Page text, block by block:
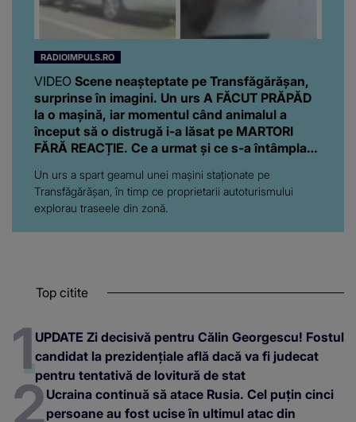
RADIOIMPULS.RO
VIDEO Scene neașteptate pe Transfăgărășan,
surprinse în imagini. Un urs A FĂCUT PRĂPĂD
la o mașină, iar momentul când animalul a
început să o distrugă i-a lăsat pe MARTORI
FĂRĂ REACȚIE. Ce a urmat și ce s-a întâmplat
Un urs a spart geamul unei mașini staționate pe
Transfăgărășan, în timp ce proprietarii autoturismului
explorau traseele din zonă.
Top citite
UPDATE Zi decisivă pentru Călin Georgescu! Fostul
candidat la prezidențiale află dacă va fi judecat
pentru tentativă de lovitură de stat
Ucraina continuă să atace Rusia. Cel puțin cinci
persoane au fost ucise în ultimul atac din